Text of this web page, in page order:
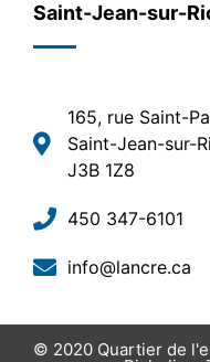
Saint-Jean-sur-
165, rue Saint-
Saint-Jean-sur-
J3B 1Z8
450 347-6101
info@lancre.ca
© 2020 Quartier de